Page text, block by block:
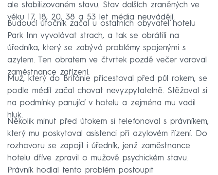
ale stabilizovaném stavu. Stav dalších zraněných ve
věku 17, 18, 20, 38 a 53 let média neuvádějí.
Budoucí útočník začal u ostatních obyvatel hotelu
Park Inn vyvolávat strach, a tak se obrátili na
úředníka, který se zabývá problémy spojenými s
azylem. Ten obratem ve čtvrtek pozdě večer varoval
zaměstnance zařízení.
Muž, který do Británie přicestoval před půl rokem, se
podle médií začal chovat nevyzpytatelně. Stěžoval si
na podmínky panující v hotelu a zejména mu vadil
hluk.
Několik minut před útokem si telefonoval s právníkem,
který mu poskytoval asistenci při azylovém řízení. Do
rozhovoru se zapojil i úředník, jenž zaměstnance
hotelu dříve zpravil o mužově psychickém stavu.
Právník hodlal tento problém postoupit